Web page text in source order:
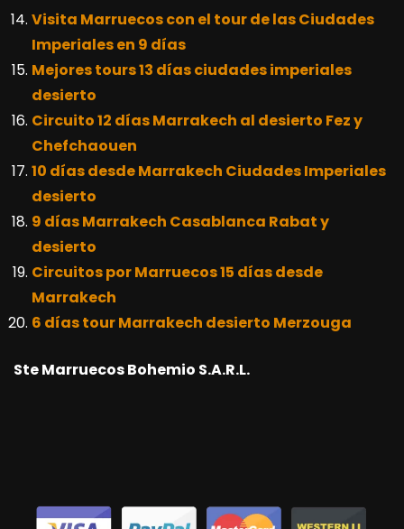
Visita Marruecos con el tour de las Ciudades
Imperiales en 9 días
Mejores tours 13 días ciudades imperiales
desierto
Circuito 12 días Marrakech al desierto Fez y
Chefchaouen
10 días desde Marrakech Ciudades Imperiales
desierto
9 días Marrakech Casablanca Rabat y
desierto
Circuitos por Marruecos 15 días desde
Marrakech
6 días tour Marrakech desierto Merzouga
Ste Marruecos Bohemio S.A.R.L.